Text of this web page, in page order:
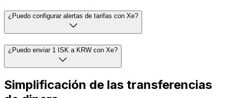
¿Puedo configurar alertas de tarifas con Xe?
¿Puedo enviar 1 ISK a KRW con Xe?
Simplificación de las transferencias